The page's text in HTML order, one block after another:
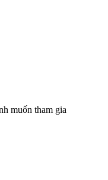
muốn tham gia